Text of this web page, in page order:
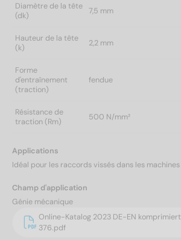
Diamètre de la tête
(dk)
7,5 mm
Hauteur de la tête
(k)
2,2 mm
Forme
d'entraînement
(traction)
fendue
Résistance de
traction (Rm)
500 N/mm²
Applications
Idéal pour les raccords vissés dans les machines
Champ d'application
Génie mécanique
Online-Katalog 2023 DE-EN komprimiert
376.pdf